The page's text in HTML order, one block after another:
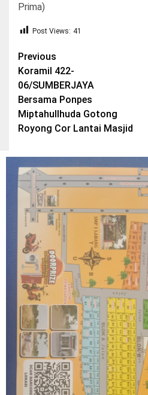
Prima)
Post Views: 41
Post
navigation
Previous
Koramil 422-
06/SUMBERJAYA
Bersama Ponpes
Miptahullhuda Gotong
Royong Cor Lantai Masjid